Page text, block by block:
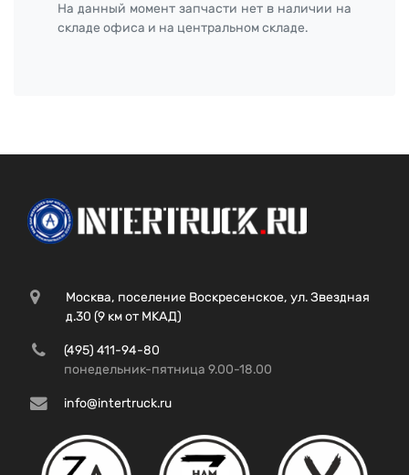
На данный момент запчасти нет в наличии на
складе офиса и на центральном складе.
Москва, поселение Воскресенское, ул. Звездная
д.30 (9 км от МКАД)
(495) 411-94-80
понедельник-пятница 9.00-18.00
info@intertruck.ru